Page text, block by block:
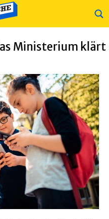
Ministerium klärt